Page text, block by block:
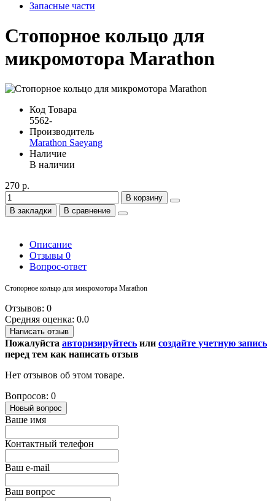
Запасные части
Стопорное кольцо для
микромотора Marathon
Код Товара
5562-
Производитель
Marathon Saeyang
Наличие
В наличии
270 р.
В корзину
В закладки
В сравнение
Описание
Отзывы 0
Вопрос-ответ
Стопорное кольцо для микромотора Marathon
Отзывов: 0
Средняя оценка: 0.0
Написать отзыв
Пожалуйста авторизируйтесь или создайте учетную запись
перед тем как написать отзыв
Нет отзывов об этом товаре.
Вопросов: 0
Новый вопрос
Ваше имя
Контактный телефон
Ваш e-mail
Ваш вопрос